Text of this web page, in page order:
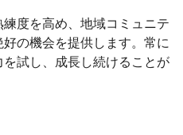
度を高め、地域コミュニテ
の機会を提供します。常に
試し、成長し続けることが